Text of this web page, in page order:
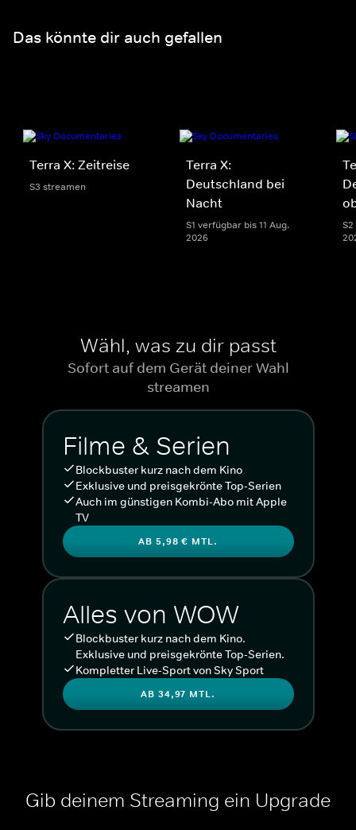
Das könnte dir auch gefallen
Terra X: Zeitreise
S3 streamen
Terra X:
Deutschland bei
Nacht
S1 verfügbar bis 11 Aug.
2026
Wähl, was zu dir passt
Sofort auf dem Gerät deiner Wahl
streamen
Filme & Serien
Blockbuster kurz nach dem Kino
Exklusive und preisgekrönte Top-Serien
Auch im günstigen Kombi-Abo mit Apple
TV
AB 5,98 € MTL.
Alles von WOW
Blockbuster kurz nach dem Kino.
Exklusive und preisgekrönte Top-Serien.
Kompletter Live-Sport von Sky Sport
AB 34,97 MTL.
Gib deinem Streaming ein Upgrade